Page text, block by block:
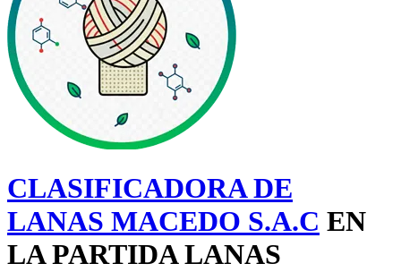
CLASIFICADORA DE
LANAS MACEDO S.A.C EN
LA PARTIDA LANAS